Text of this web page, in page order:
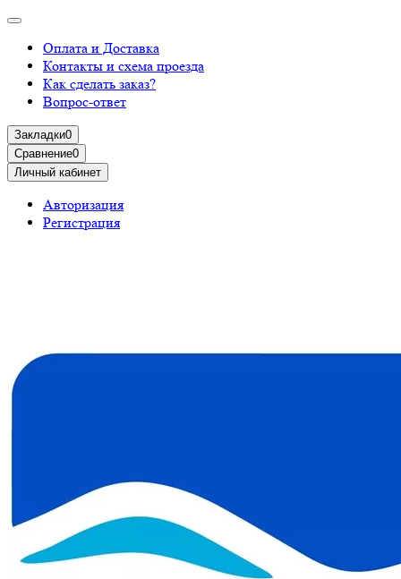
Оплата и Доставка
Контакты и схема проезда
Как сделать заказ?
Вопрос-ответ
Закладки0
Сравнение0
Личный кабинет
Авторизация
Регистрация